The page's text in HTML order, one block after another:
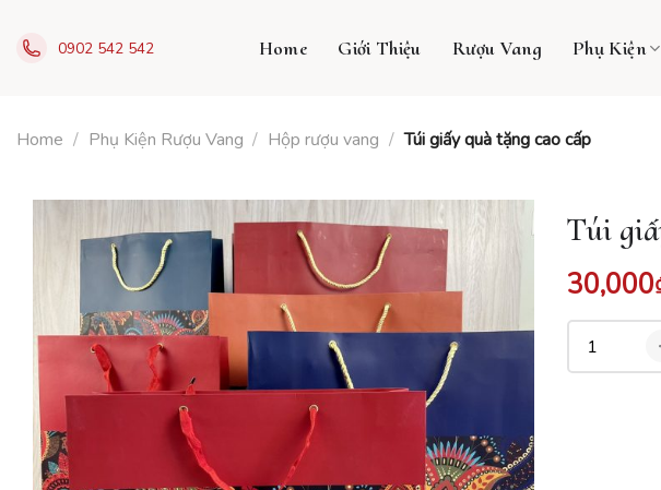
0902 542 542 Home Giới Thiệu Rượu Vang Phụ Kiện
Home / Phụ Kiện Rượu Vang / Hộp rượu vang / Túi giấy quà tặng cao cấp
Túi
30,000